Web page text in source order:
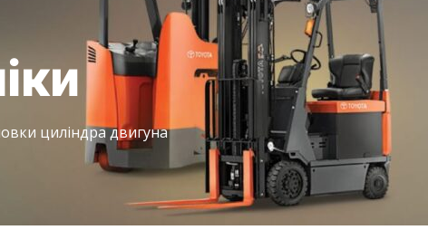
циліндра двигуна